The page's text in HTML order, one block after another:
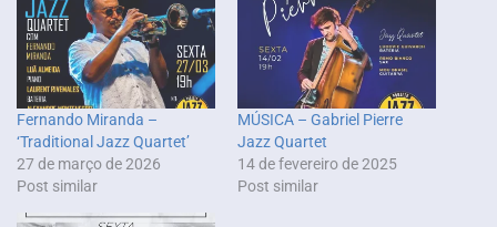
Fernando Miranda –
‘Traditional Jazz Quartet’
27 de março de 2026
Post similar
MÚSICA – Gabriel Pierre
Jazz Quartet
14 de fevereiro de 2025
Post similar